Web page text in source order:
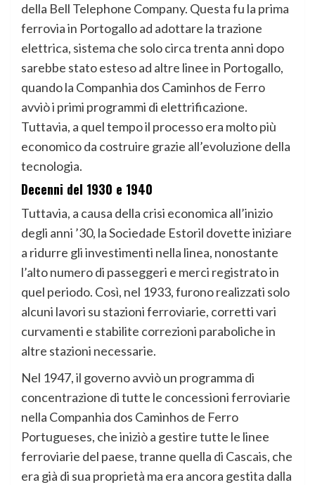
della Bell Telephone Company. Questa fu la prima
ferrovia in Portogallo ad adottare la trazione
elettrica, sistema che solo circa trenta anni dopo
sarebbe stato esteso ad altre linee in Portogallo,
quando la Companhia dos Caminhos de Ferro
avviò i primi programmi di elettrificazione.
Tuttavia, a quel tempo il processo era molto più
economico da costruire grazie all’evoluzione della
tecnologia.
Decenni del 1930 e 1940
Tuttavia, a causa della crisi economica all’inizio
degli anni ’30, la Sociedade Estoril dovette iniziare
a ridurre gli investimenti nella linea, nonostante
l’alto numero di passeggeri e merci registrato in
quel periodo. Così, nel 1933, furono realizzati solo
alcuni lavori su stazioni ferroviarie, corretti vari
curvamenti e stabilite correzioni paraboliche in
altre stazioni necessarie.
Nel 1947, il governo avviò un programma di
concentrazione di tutte le concessioni ferroviarie
nella Companhia dos Caminhos de Ferro
Portugueses, che iniziò a gestire tutte le linee
ferroviarie del paese, tranne quella di Cascais, che
era già di sua proprietà ma era ancora gestita dalla